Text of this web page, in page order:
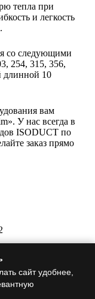
тепла при
и легкость
со следующими
254, 315, 356,
длинной 10
вам
У нас всегда в
ISODUCT по
заказ прямо
сайт удобнее,